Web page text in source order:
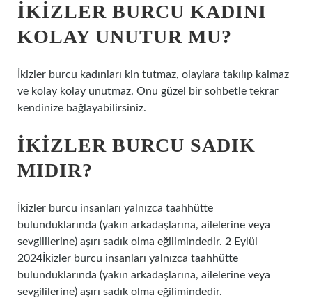
İKIZLER BURCU KADINI
KOLAY UNUTUR MU?
İkizler burcu kadınları kin tutmaz, olaylara takılıp kalmaz
ve kolay kolay unutmaz. Onu güzel bir sohbetle tekrar
kendinize bağlayabilirsiniz.
İKIZLER BURCU SADIK
MIDIR?
İkizler burcu insanları yalnızca taahhütte
bulunduklarında (yakın arkadaşlarına, ailelerine veya
sevgililerine) aşırı sadık olma eğilimindedir. 2 Eylül
2024İkizler burcu insanları yalnızca taahhütte
bulunduklarında (yakın arkadaşlarına, ailelerine veya
sevgililerine) aşırı sadık olma eğilimindedir.